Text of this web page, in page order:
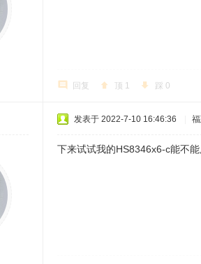
回复 顶 1 踩 0
发表于 2022-7-10 16:46:36
下来试试我的HS8346x6-c能不